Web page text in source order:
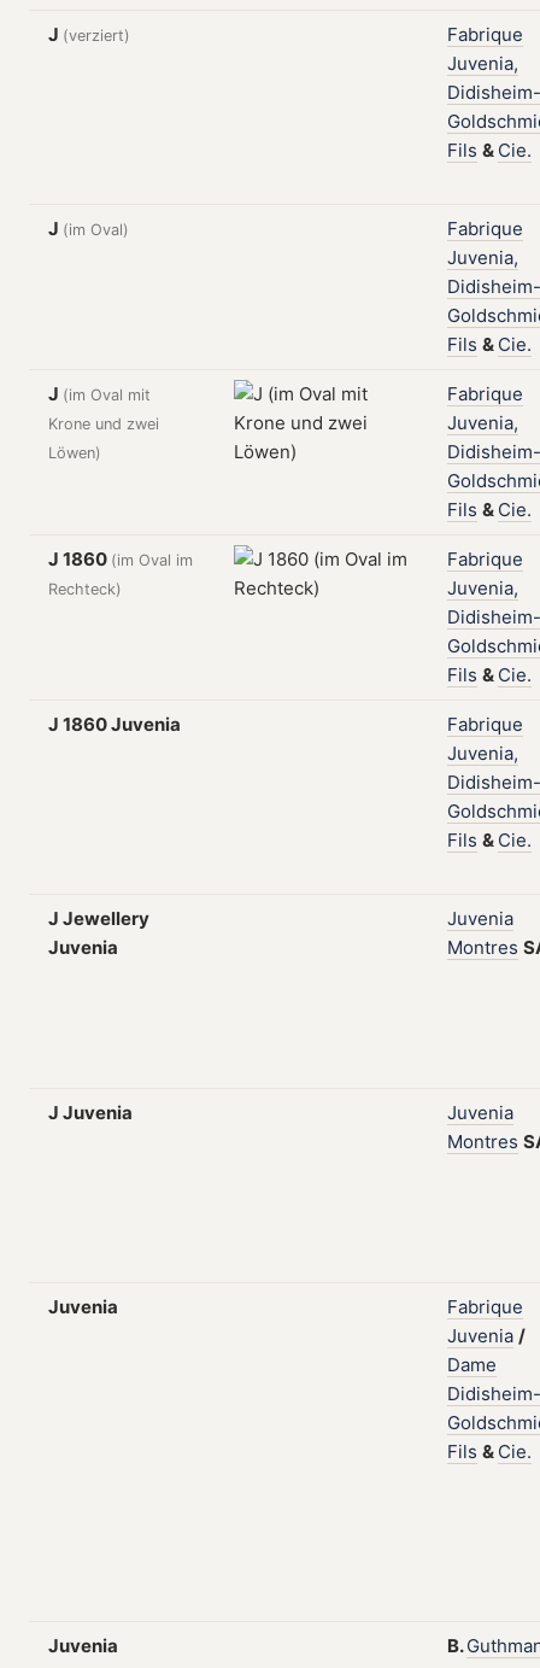
J (verziert)
Fabrique
Juvenia,
Didisheim-
Fils & Cie.
J (im Oval)
Fabrique
Juvenia,
Didisheim-
Fils & Cie.
J (im Oval mit
Krone und zwei
Löwen)
Fabrique
Juvenia,
Didisheim-
Fils & Cie.
J 1860 (im Oval im
Rechteck)
Fabrique
Juvenia,
Didisheim-
Fils & Cie.
J 1860 Juvenia
Fabrique
Juvenia,
Didisheim-
Fils & Cie.
J Jewellery
Juvenia
Juvenia
Montres
J Juvenia
Juvenia
Montres
Juvenia
Fabrique
Juvenia /
Dame
Didisheim-
Fils & Cie.
Juvenia B.